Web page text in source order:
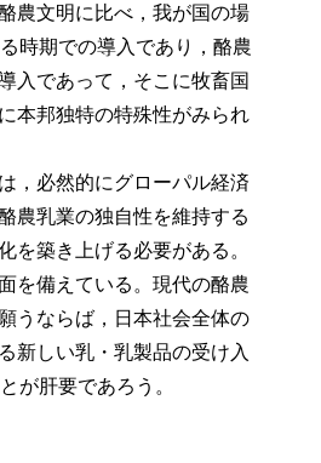
農文明に比べ，我が国の場
時期での導入であり，酪農
入であって，そこに牧畜国
本邦独特の特殊性がみられ
，必然的にグローパル経済
農乳業の独自性を維持する
を築き上げる必要がある。
を備えている。現代の酪農
うならば，日本社会全体の
新しい乳・乳製品の受け入
が肝要であろう。